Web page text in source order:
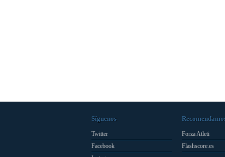
Síguenos
Twitter
Facebook
Forza Atleti
Flashscore.es